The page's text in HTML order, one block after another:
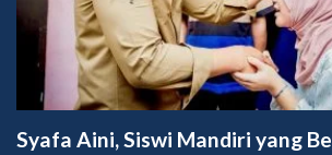
Syafa Aini, Siswi Mandiri yang